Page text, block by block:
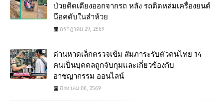
ป่วยติดเตียงออกจากรถ หลัง รถติดหล่มเครื่องยนต์
น๊อคดับในลำห้วย
กรกฎาคม 29, 2569
ด่านหาดเล็กตรวจเข้ม สัมภาระรับตัวคนไทย 14
คนเป็นบุคคลถูกจับกุมและเกี่ยวข้องกับ
อาชญากรรม ออนไลน์
สิงหาคม 06, 2569